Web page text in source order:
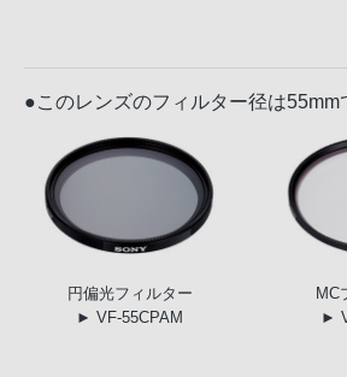
●このレンズのフィルター径は55mm
円偏光フィルター
► VF-55CPAM
MC
►